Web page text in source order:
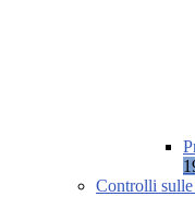
Controlli sulle